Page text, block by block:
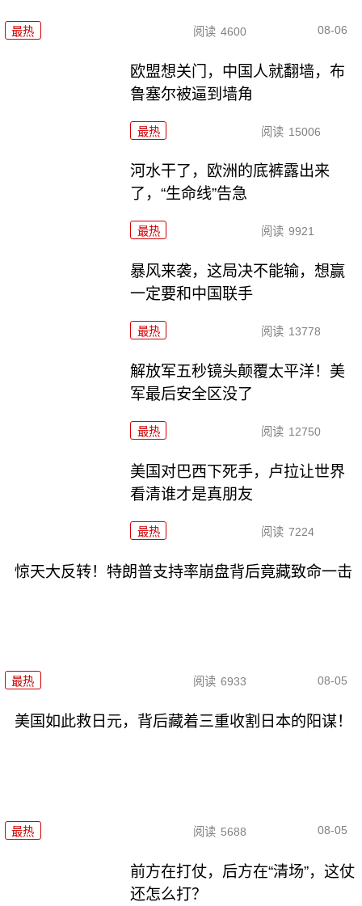
最热 阅读 4600 08-06
欧盟想关门，中国人就翻墙，布
鲁塞尔被逼到墙角
最热 阅读 15006
河水干了，欧洲的底裤露出来
了，“生命线”告急
最热 阅读 9921
暴风来袭，这局决不能输，想赢
一定要和中国联手
最热 阅读 13778
解放军五秒镜头颠覆太平洋！美
军最后安全区没了
最热 阅读 12750
美国对巴西下死手，卢拉让世界
看清谁才是真朋友
最热 阅读 7224
惊天大反转！特朗普支持率崩盘背后竟藏致命一击
最热 阅读 6933 08-05
美国如此救日元，背后藏着三重收割日本的阳谋！
最热 阅读 5688 08-05
前方在打仗，后方在“清场”，这仗
还怎么打？